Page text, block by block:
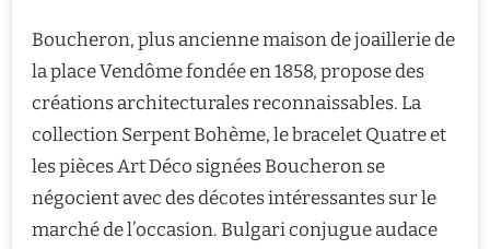
Boucheron, plus ancienne maison de joaillerie de
la place Vendôme fondée en 1858, propose des
créations architecturales reconnaissables. La
collection Serpent Bohème, le bracelet Quatre et
les pièces Art Déco signées Boucheron se
négocient avec des décotes intéressantes sur le
marché de l’occasion. Bulgari conjugue audace